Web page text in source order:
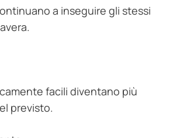
a inseguire gli stessi
facili diventano più
previsto.